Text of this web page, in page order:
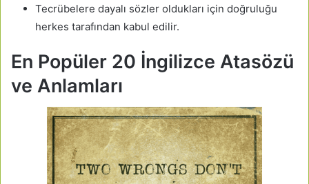
Tecrübelere dayalı sözler oldukları için doğruluğu
herkes tarafından kabul edilir.
En Popüler 20 İngilizce Atasözü
ve Anlamları